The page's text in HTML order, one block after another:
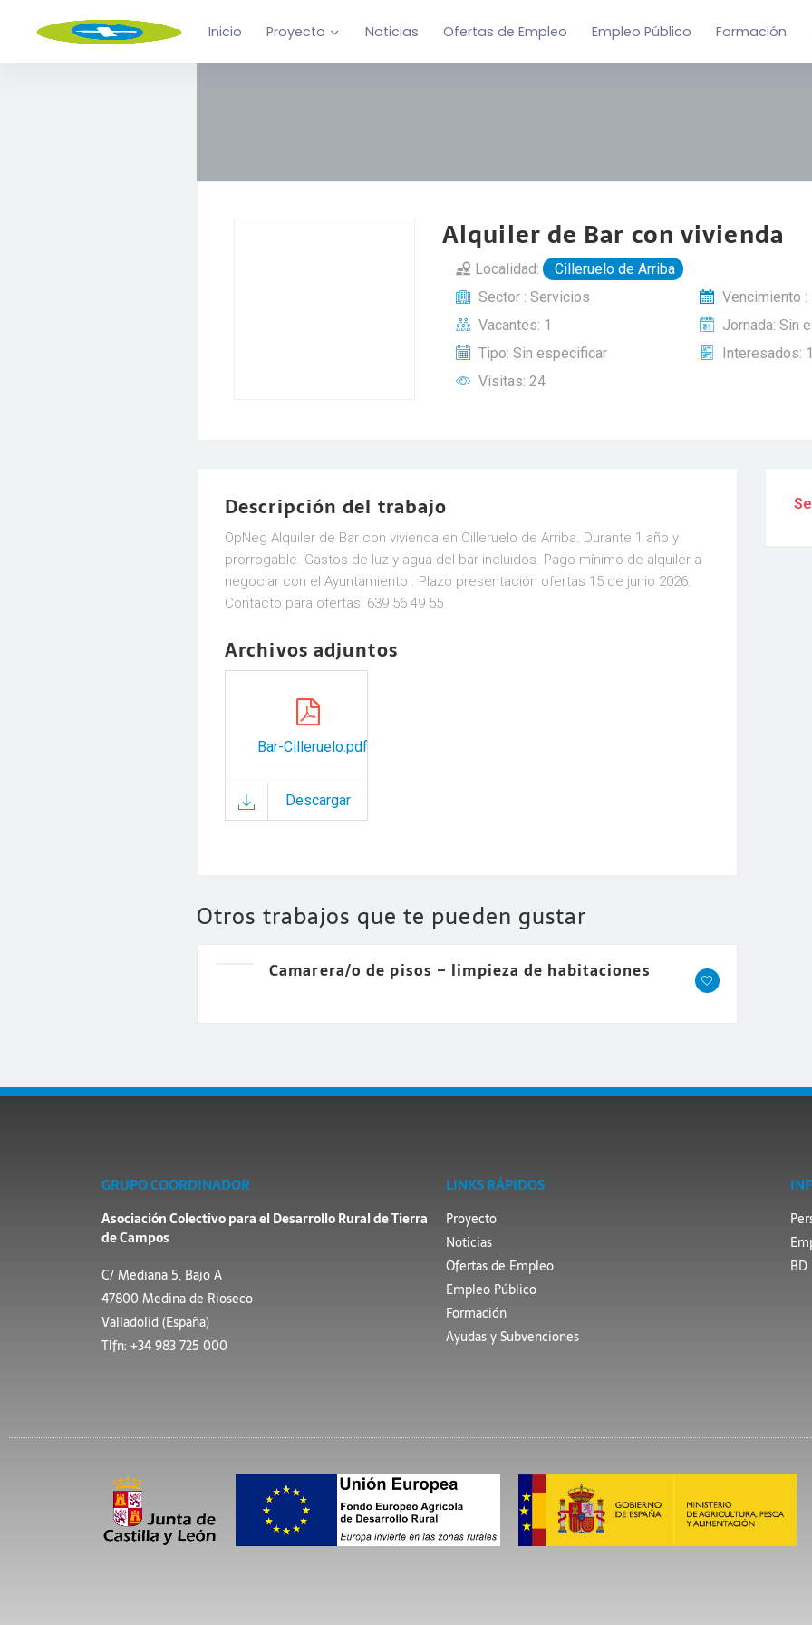
Inicio Proyecto Noticias Ofertas de Empleo Empleo Público Formación
Alquiler de Bar con vivienda
Localidad:
Cilleruelo de Arriba
Sector : Servicios
Vencimiento
Vacantes: 1
Jornada: Sin
Tipo: Sin especificar
Interesados: 1
Visitas: 24
Descripción del trabajo
OpNeg Alquiler de Bar con vivienda en Cilleruelo de Arriba. Durante 1 año y
prorrogable. Gastos de luz y agua del bar incluidos. Pago mínimo de alquiler a
negociar con el Ayuntamiento . Plazo presentación ofertas 15 de junio 2026.
Contacto para ofertas: 639 56 49 55
Archivos adjuntos
Bar-Cilleruelo.pdf
Descargar
Otros trabajos que te pueden gustar
Camarera/o de pisos – limpieza de habitaciones
GRUPO COORDINADOR
Asociación Colectivo para el Desarrollo Rural de Tierra
de Campos
C/ Mediana 5, Bajo A
47800 Medina de Rioseco
Valladolid (España)
Tlfn: +34 983 725 000
LINKS RÁPIDOS
Proyecto
Noticias
Ofertas de Empleo
Empleo Público
Formación
Ayudas y Subvenciones
BD